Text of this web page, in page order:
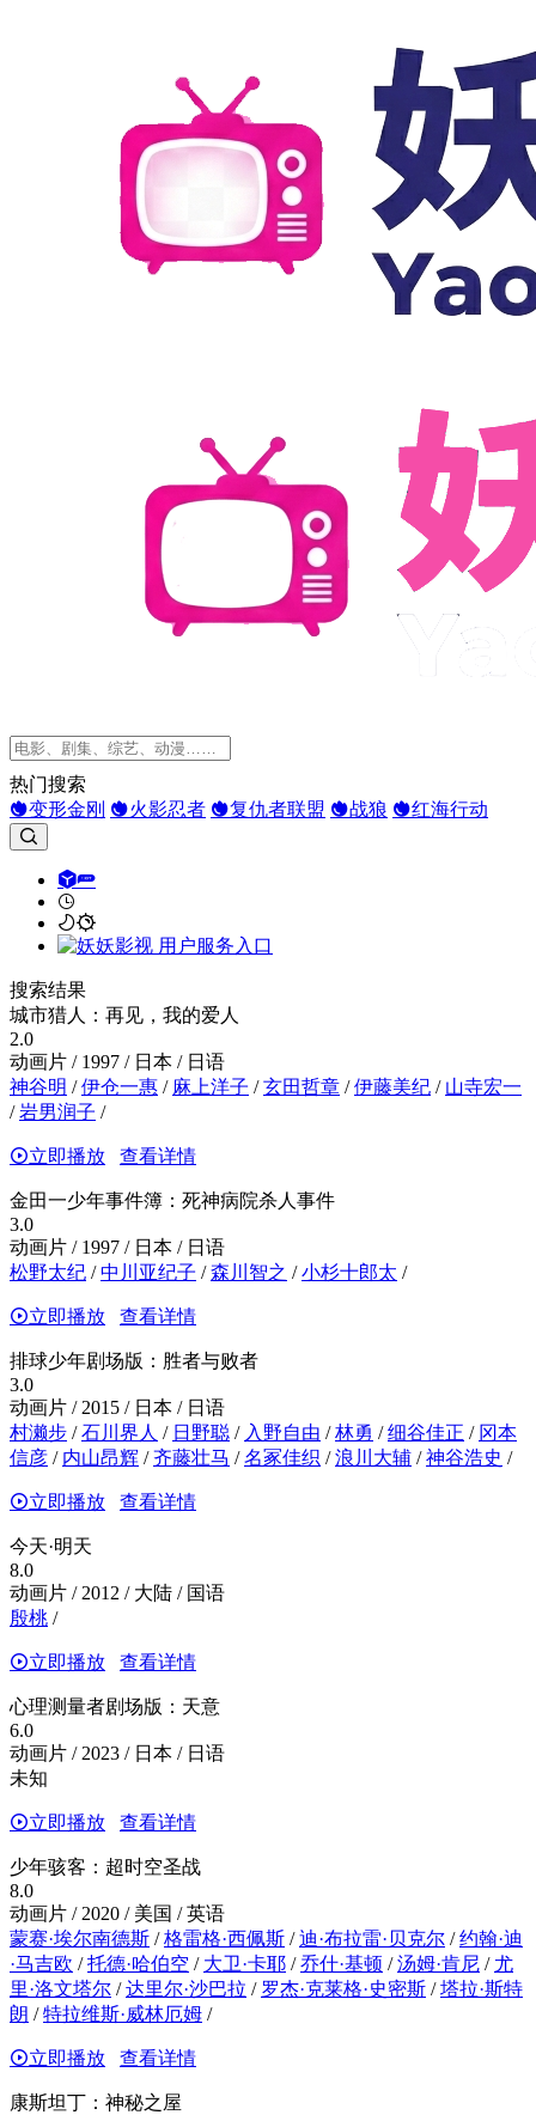
热门搜索
变形金刚
火影忍者 复仇者联盟 战狼 红海行动
搜索结果
城市猎人：再见，我的爱人
2.0
动画片 / 1997 / 日本 / 日语
神谷明 /伊仓一惠 / 麻上洋子 /玄田哲章 /伊藤美纪 / 山寺宏一
/岩男润子 /
立即播放 查看详情
金田一少年事件簿：死神病院杀人事件
3.0
动画片 / 1997 / 日本 / 日语
松野太纪 /中川亚纪子 /森川智之 /小杉十郎太 /
立即播放 查看详情
排球少年剧场版：胜者与败者
3.0
动画片 / 2015 / 日本 / 日语
村濑步 /石川界人 / 日野聪 / 入野自由 /林勇 /细谷佳正 / 冈本
信彦 / 内山昂辉 /齐藤壮马 /名冢佳织 /浪川大辅 /神谷浩史 /
立即播放 查看详情
今天·明天
8.0
动画片 / 2012 / 大陆 / 国语
殷桃 /
立即播放 查看详情
心理测量者剧场版：天意
6.0
动画片 / 2023 / 日本 / 日语
未知
立即播放 查看详情
少年骇客：超时空圣战
8.0
动画片 / 2020 / 美国 / 英语
蒙赛·埃尔南德斯 /格雷格·西佩斯 /迪·布拉雷·贝克尔 /约翰·迪
·马吉欧 /托德·哈伯空 / 大卫·卡耶 /乔什·基顿 /汤姆·肯尼 / 尤
里·洛文塔尔 /达里尔·沙巴拉 / 罗杰·克莱格·史密斯 /塔拉·斯特
朗 /特拉维斯·威林厄姆 /
立即播放 查看详情
康斯坦丁：神秘之屋